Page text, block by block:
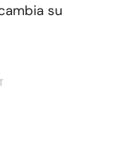
su